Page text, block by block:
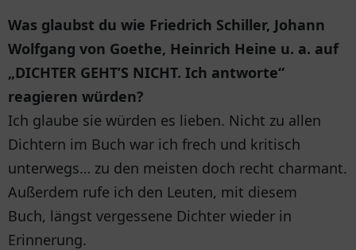
Was glaubst du wie Friedrich Schiller, Johann
Wolfgang von Goethe, Heinrich Heine u. a. auf
„DICHTER GEHT’S NICHT. Ich antworte“
reagieren würden?
Ich glaube sie würden es lieben. Nicht zu allen
Dichtern im Buch war ich frech und kritisch
unterwegs… zu den meisten doch recht charmant.
Außerdem rufe ich den Leuten, mit diesem
Buch, längst vergessene Dichter wieder in
Erinnerung.